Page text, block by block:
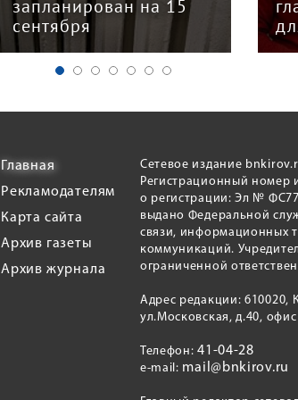
главных изменений
для бизнеса
Главная
Рекламодателям
Карта сайта
Архив газеты
Архив журнала
Сетевое издание
Регистрационный номер
о регистрации: Эл №
выдано Федеральной
связи, информационных
коммуникаций.
ограниченной
Адрес редакции: 610020,
ул.Московская, д.40, офис
Телефон:41-04-28
e-mail: mail@bnkirov.ru